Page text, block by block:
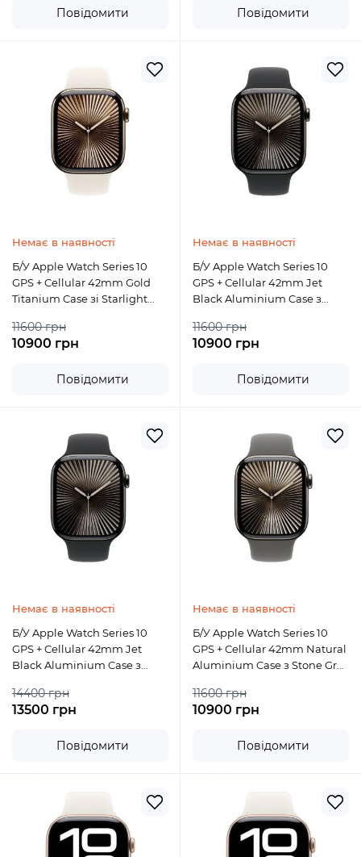
Повідомити Повідомити
Немає в наявності
Б/У Apple Watch Series 10
GPS + Cellular 42mm Gold
Titanium Case зі Starlight
11600 грн
10900 грн
Повідомити
Немає в наявності
Б/У Apple Watch Series 10
GPS + Cellular 42mm Jet
Black Aluminium Case з
11600 грн
10900 грн
Повідомити
Немає в наявності
Б/У Apple Watch Series 10
GPS + Cellular 42mm Jet
Black Aluminium Case з
14400 грн
13500 грн
Повідомити
Немає в наявності
Б/У Apple Watch Series 10
GPS + Cellular 42mm Natural
Aluminium Case з Stone Grey
11600 грн
10900 грн
Повідомити